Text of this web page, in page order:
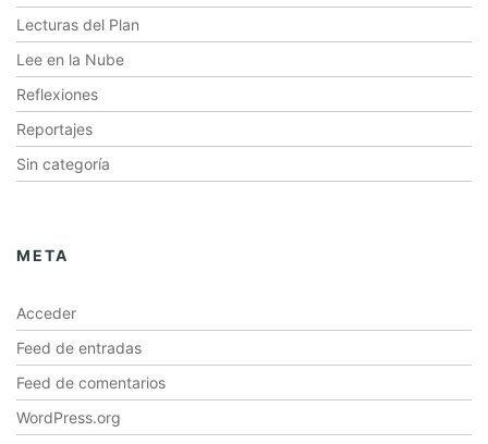
Lecturas del Plan
Lee en la Nube
Reflexiones
Reportajes
Sin categoría
META
Acceder
Feed de entradas
Feed de comentarios
WordPress.org